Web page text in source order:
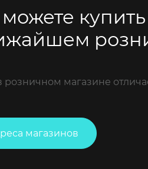
розничном магазине
магазинов